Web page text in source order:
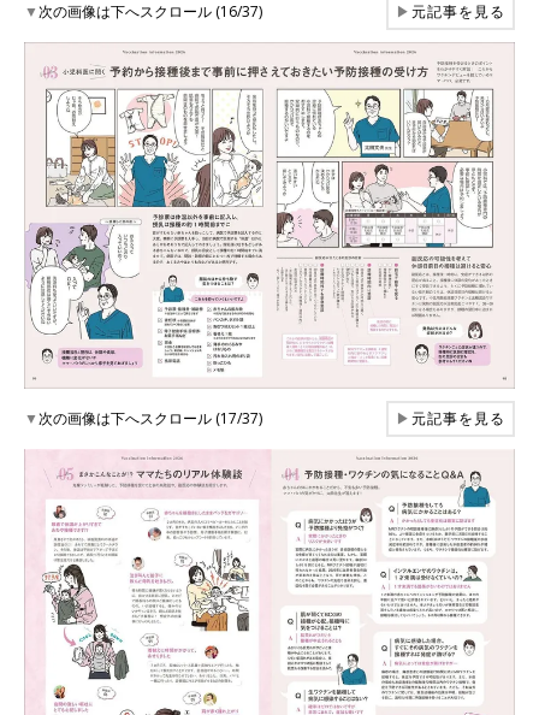
▼次の画像は下へスクロール (16/37) ▶元記事を見る
▼次の画像は下へスクロール (17/37) ▶元記事を見る